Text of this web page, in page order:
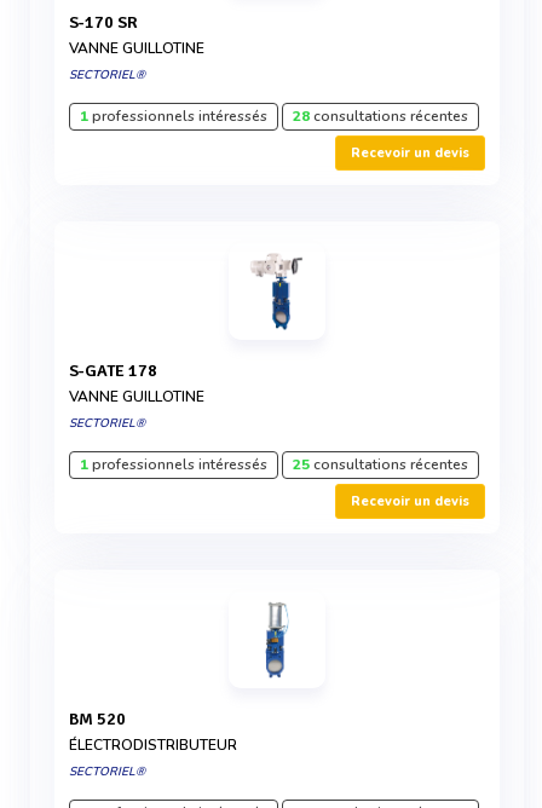
S-170 SR
VANNE GUILLOTINE
SECTORIEL®
1professionnels intéressés 28consultations récentes
Recevoir un devis
S-GATE 178
VANNE GUILLOTINE
SECTORIEL®
1professionnels intéressés 25consultations récentes
Recevoir un devis
BM 520
ÉLECTRODISTRIBUTEUR
SECTORIEL®